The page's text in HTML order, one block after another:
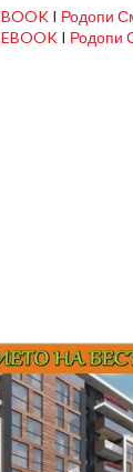
I Родопи
I Родопи